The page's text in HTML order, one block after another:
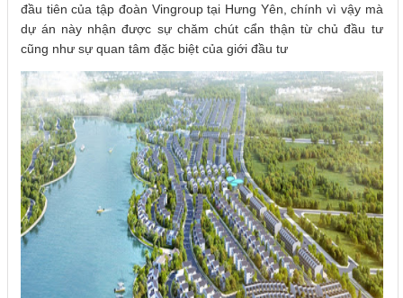
đầu tiên của tập đoàn Vingroup tại Hưng Yên, chính vì vậy mà
dự án này nhận được sự chăm chút cẩn thận từ chủ đầu tư
cũng như sự quan tâm đặc biệt của giới đầu tư